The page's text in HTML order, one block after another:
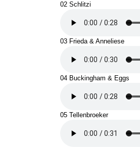
02 Schlitzi
03 Frieda & Anneliese
04 Buckingham & Eggs
05 Tellenbroeker